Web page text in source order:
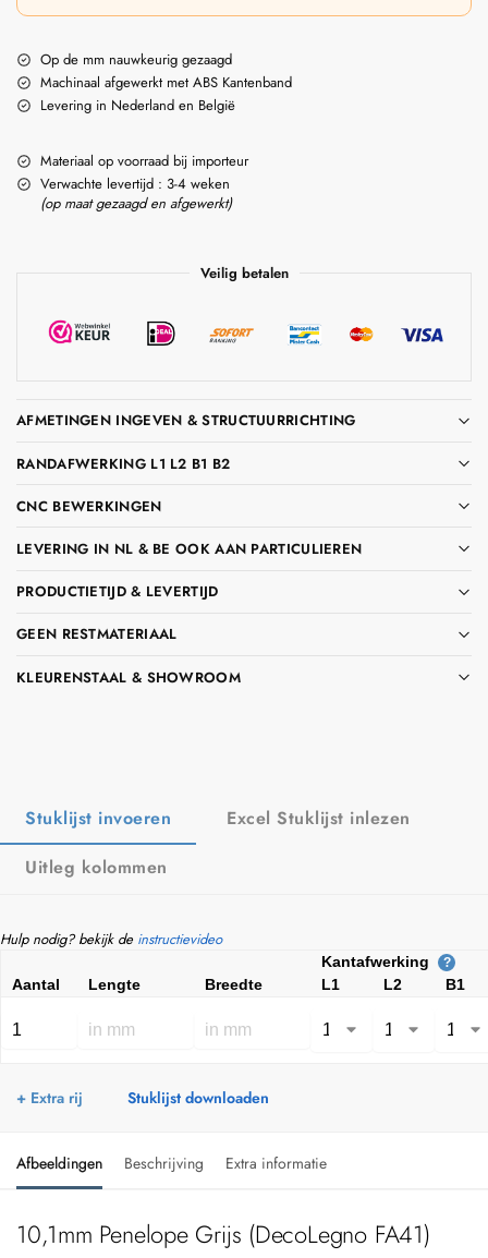
Op de mm nauwkeurig gezaagd
Machinaal afgewerkt met ABS Kantenband
Levering in Nederland en België
Materiaal op voorraad bij importeur
Verwachte levertijd : 3-4 weken
(op maat gezaagd en afgewerkt)
Veilig betalen
AFMETINGEN INGEVEN & STRUCTUURRICHTING
RANDAFWERKING L1 L2 B1 B2
CNC BEWERKINGEN
LEVERING IN NL & BE OOK AAN PARTICULIEREN
PRODUCTIETIJD & LEVERTIJD
GEEN RESTMATERIAAL
KLEURENSTAAL & SHOWROOM
Stuklijst invoeren
Excel Stuklijst inlezen
Uitleg kolommen
Hulp nodig? bekijk de instructievideo
Kantafwerking ?
Aantal Lengte Breedte L1 L2 B1
+ Extra rij Stuklijst downloaden
Afbeeldingen Beschrijving Extra informatie
10,1mm Penelope Grijs (DecoLegno FA41)